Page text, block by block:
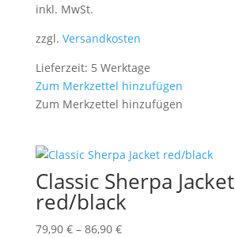
inkl. MwSt.
zzgl. Versandkosten
Lieferzeit: 5 Werktage
Zum Merkzettel hinzufügen
Zum Merkzettel hinzufügen
Classic Sherpa Jacket
red/black
79,90 €– 86,90 €